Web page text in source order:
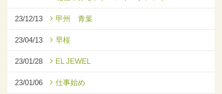
23/12/13 甲州 青葉
23/04/13 早桜
23/01/28 EL JEWEL
23/01/06 仕事始め